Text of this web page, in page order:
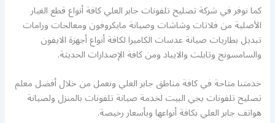
كما نوفر في شركة تصليح تلفونات جابر العلي كافة أنواع قطع الغيار
الأصلية من فلاتات وشاشات وصيانة مايكروفون ومعالجات ورامات
تبديل بطاريات صيانة عدسات الكاميرا لكافة أنواع أجهزة الايفون
والسامسونج وتابلت والايباد ومن كافة الإصدارات الحديثة.
خدمتنا متاحة في كافة مناطق جابر العلي ونعمل من خلال أفضل معلم
تصليح تلفونات يجي البيت لخدمة صيانة تلفونات بالمنزل ولصيانة
هواتف جابر العلي بكافة أنواعها وبأسعار رخيصة.